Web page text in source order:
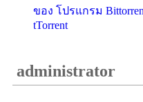
ของ โปรแกรม
tTorrent
administrator